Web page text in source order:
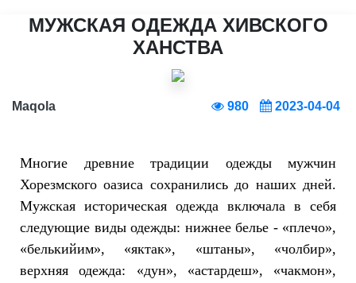
МУЖСКАЯ ОДЕЖДА ХИВСКОГО
ХАНСТВА
Maqola 980 2023-04-04
Многие древние традиции одежды мужчин
Хорезмского оазиса сохранились до наших дней.
Мужская историческая одежда включала в себя
следующие виды одежды: нижнее белье - «плечо»,
«белькийим», «яктак», «штаны», «чолбир»,
верхняя одежда: «дун», «астардеш», «чакмон»,